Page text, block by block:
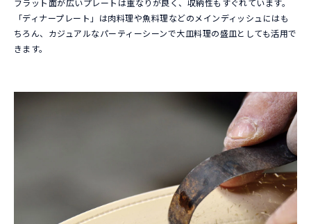
す。ご希望の商品と併せて以下のギフトボックスをご注文くだ
さい。
ギフトボックス単品のページはこちら
フラット面が広いプレートは重なりが良く、収納性もすぐれています。
「ディナープレート」は肉料理や魚料理などのメインディッシュにはも
ちろん、カジュアルなパーティーシーンで大皿料理の盛皿としても活用で
きます。